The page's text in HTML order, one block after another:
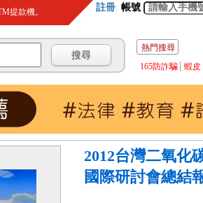
提款機。 註冊 帳號
熱門搜尋
165防詐騙
蝦皮
2012台灣二氧化
國際研討會總結